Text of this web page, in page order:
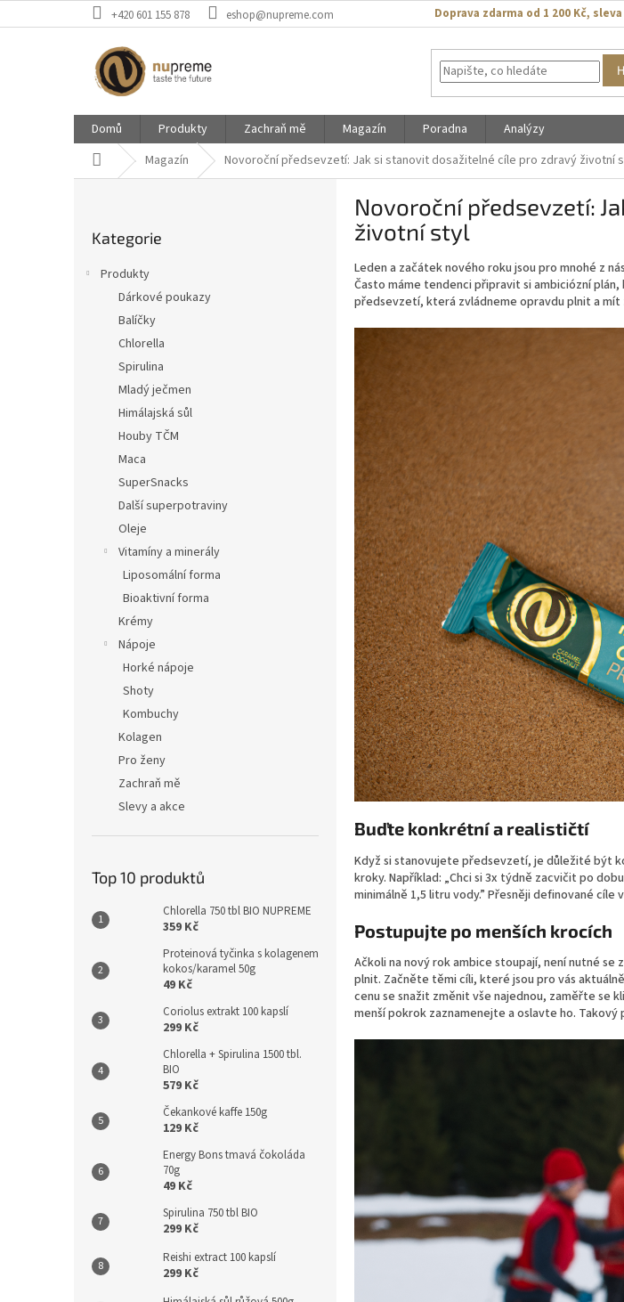
na
+420 601 155 878 eshop@nupreme.com Doprava zdarma od 1 200 Kč,
Domů Produkty Zachraň mě Magazín Poradna
Analýzy
Domů Magazín Novoroční předsevzetí: Jak si stanovit dosažitelné cíle pro zdravý životní
kategorie
Kategorie
Produkty
Dárkové poukazy
Balíčky
Chlorella
Spirulina
Mladý ječmen
Himálajská sůl
Houby TČM
Maca
SuperSnacks
Další superpotraviny
Oleje
Vitamíny a minerály
Liposomální forma
Bioaktivní forma
Krémy
Nápoje
Horké nápoje
Shoty
Kombuchy
Kolagen
Pro ženy
Zachraň mě
Slevy a akce
Top 10 produktů
Chlorella 750 tbl BIO NUPREME
359 Kč
Proteinová tyčinka s kolagenem
kokos/karamel 50g
49 Kč
Coriolus extrakt 100 kapslí
299 Kč
Chlorella + Spirulina 1500 tbl.
BIO
579 Kč
Čekankové kaffe 150g
129 Kč
Energy Bons tmavá čokoláda
70g
49 Kč
Spirulina 750 tbl BIO
299 Kč
Reishi extract 100 kapslí
299 Kč
Novoroční předsevzetí:
životní styl
Leden a začátek nového roku jsou pro mnohé z
Často máme tendenci připravit si ambiciózní
předsevzetí, která zvládneme opravdu plnit a mít
Buďte konkrétní a realističtí
Když si stanovujete předsevzetí, je důležité být
kroky. Například: „Chci si 3x týdně zacvičit po
minimálně 1,5 litru vody.” Přesněji definované
Postupujte po menších krocích
Ačkoli na nový rok ambice stoupají, není nutné
plnit. Začněte těmi cíli, které jsou pro vás
cenu se snažit změnit vše najednou, zaměřte se
menší pokrok zaznamenejte a oslavte ho.